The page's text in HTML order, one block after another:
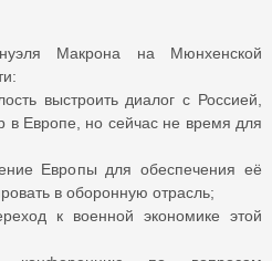
Макрона на Мюнхенской
выстроить диалог с Россией,
в Европе, но сейчас не время для
Европы для обеспечения её
в оборонную отрасль;
к военной экономике этой